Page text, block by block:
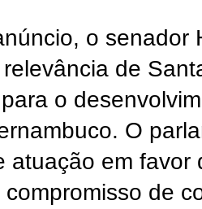
o senador
de
o
O
atuação em favor
compromisso de